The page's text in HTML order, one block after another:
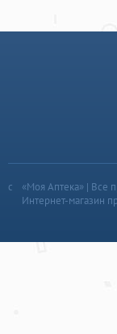
«Моя Аптека» | Все
Интернет-магазин